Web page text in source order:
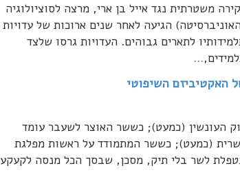
משטרתית נגד אייל בן ארי, מרצה לסוציולוגיה
הגיעה לאחר שנים ארוכות של עדויות
לתארים גבוהים. העדויות גרסו שלצד
…
האקטיביזם השיפוטי
העונשין (כמעט); כששר האוצר לשעבר עומד
(כמעט); כששר המתמודד על ראשות מפלגת
לשר בלי תיק, מסכן, שבסך הכל מנסה לקעקע